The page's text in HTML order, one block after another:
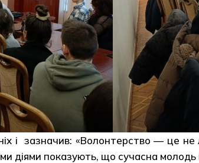
і зазначив: «Волонтерство — це
діями показують, що сучасна